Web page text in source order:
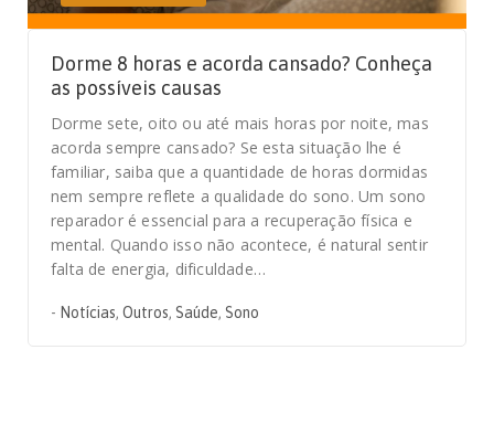
Dorme 8 horas e acorda cansado? Conheça
as possíveis causas
Dorme sete, oito ou até mais horas por noite, mas
acorda sempre cansado? Se esta situação lhe é
familiar, saiba que a quantidade de horas dormidas
nem sempre reflete a qualidade do sono. Um sono
reparador é essencial para a recuperação física e
mental. Quando isso não acontece, é natural sentir
falta de energia, dificuldade…
- Notícias, Outros, Saúde, Sono